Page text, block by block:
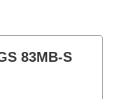
83MB-S